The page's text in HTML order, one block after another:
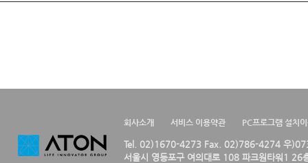
회사소개 서비스 이용약관 PC프로그램 설치
Tel. 02)1670-4273 Fax. 02)786-4274 우
서울시 영등포구 여의대로 108 파크원타워1 26